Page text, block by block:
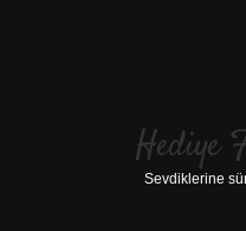
Hediye
Sevdiklerine